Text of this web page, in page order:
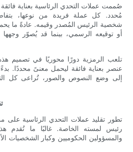
صُممت عملات التحدي الرئاسية بعناية
مُحدد. كل عملة فريدة من نوعها،
شخصية الرئيس المُصدر وقيمه. عادةً ما
أو توقيعه الرسمي، بينما قد يُصوّر وجهها
تلعب الرمزية دورًا محوريًا في تصميم
عنصر بعناية فائقة ليحمل معنىً محددًا.
إلى وضع النصوص والصور، تُراعى كل
تطور تقليد عملات التحدي الرئاسية
رئيس لمسته الخاصة. غالبًا ما تُقدم
والمسؤولين الحكوميين وكبار الشخصيات